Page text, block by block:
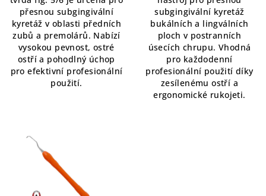
přesnou subgingivální
kyretáž v oblasti předních
zubů a premolárů. Nabízí
vysokou pevnost, ostré
ostří a pohodlný úchop
pro efektivní profesionální
použití.
subgingivální kyretáž
bukálních a lingválních
ploch v postranních
úsecích chrupu. Vhodná
pro každodenní
profesionální použití díky
zesílenému ostří a
ergonomické rukojeti.